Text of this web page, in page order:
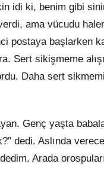
idi ki, benim gibi
ama vücudu
postaya başlarken
Sert sikişmeme
Daha sert
Genç yaşta
dedi. Aslında
Arada